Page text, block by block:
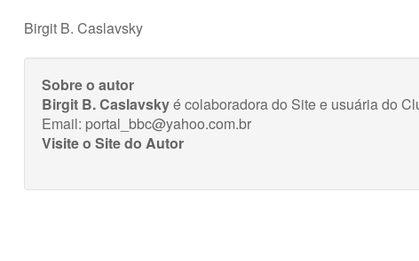
Birgit B. Caslavsky
Sobre o autor
Birgit B. Caslavskyé colaboradora do Site e usuária do
Email: portal_bbc@yahoo.com.br
Visite o Site do Autor